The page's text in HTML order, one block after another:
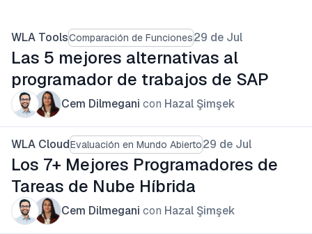
WLA ToolsComparación de Funciones29 de Jul
Las 5 mejores alternativas al
programador de trabajos de SAP
Cem Dilmegani con Hazal Şimşek
WLA CloudEvaluación en Mundo Abierto29 de Jul
Los 7+ Mejores Programadores de
Tareas de Nube Híbrida
Cem Dilmegani con Hazal Şimşek